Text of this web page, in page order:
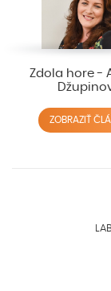
Zdola hore -
ZOBRAZIŤ